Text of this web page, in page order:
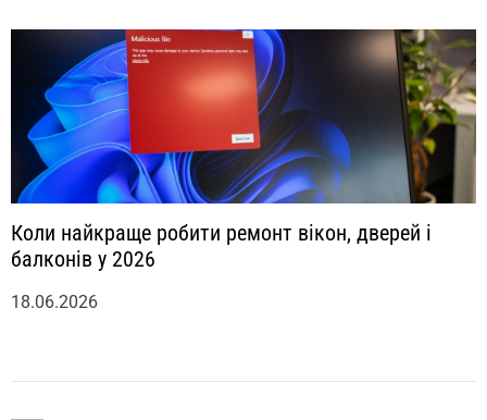
Коли найкраще робити ремонт вікон, дверей і
балконів у 2026
18.06.2026